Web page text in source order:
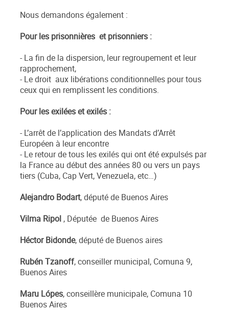
Nous demandons également :
Pour les prisonnières et prisonniers :
- La fin de la dispersion, leur regroupement et leur
rapprochement,
- Le droit aux libérations conditionnelles pour tous
ceux qui en remplissent les conditions.
Pour les exilées et exilés :
- L’arrêt de l’application des Mandats d’Arrêt
Européen à leur encontre
- Le retour de tous les exilés qui ont été expulsés par
la France au début des années 80 ou vers un pays
tiers (Cuba, Cap Vert, Venezuela, etc…)
Alejandro Bodart, député de Buenos Aires
Vilma Ripol , Députée de Buenos Aires
Héctor Bidonde, député de Buenos aires
Rubén Tzanoff, conseiller municipal, Comuna 9,
Buenos Aires
Maru Lópes, conseillère municipale, Comuna 10
Buenos Aires